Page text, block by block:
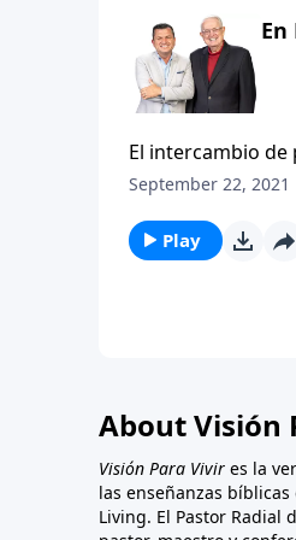
responsables:
El intercambio de
sábana de la
todos estos
extremos. ¿Será
escuchar de
September 22, 2021
Play
About Visión
Visión Para Vivir es la
las enseñanzas bíblicas
Living. El Pastor Radial